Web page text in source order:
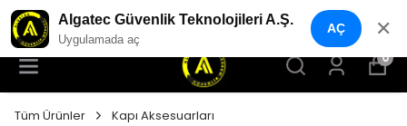
YENI NESIL GÜVENLIK GEÇIŞ SISTEMLERI
0
Tüm Ürünler Kapı Aksesuarları
Algatec Güvenlik Teknolojileri A.Ş.
Uygulamada aç
AÇ ✕